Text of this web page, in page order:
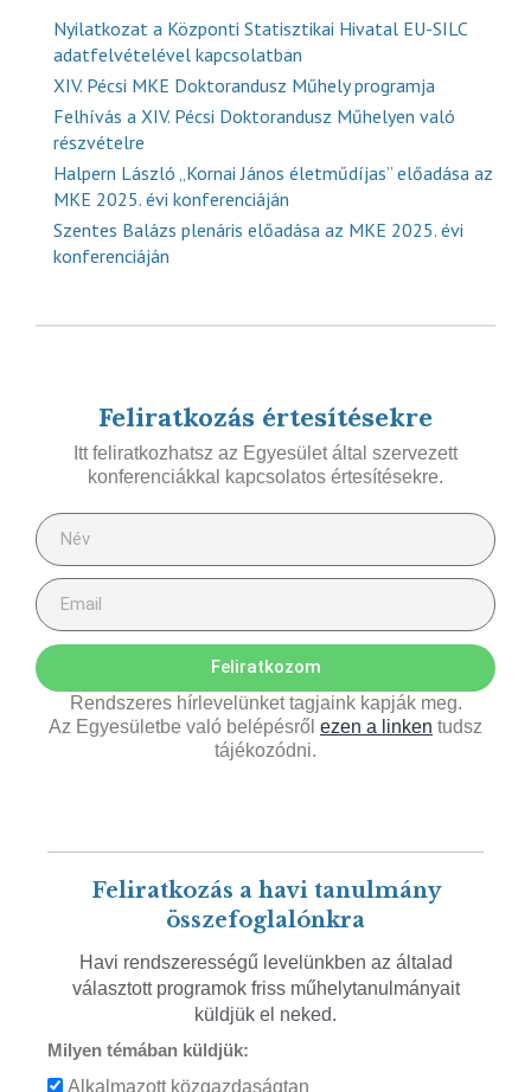
Nyilatkozat a Központi Statisztikai Hivatal EU-SILC
adatfelvételével kapcsolatban
XIV. Pécsi MKE Doktorandusz Műhely programja
Felhívás a XIV. Pécsi Doktorandusz Műhelyen való
részvételre
Halpern László „Kornai János életműdíjas” előadása az
MKE 2025. évi konferenciáján
Szentes Balázs plenáris előadása az MKE 2025. évi
konferenciáján
Feliratkozás értesítésekre
Itt feliratkozhatsz az Egyesület által szervezett
konferenciákkal kapcsolatos értesítésekre.
Feliratkozom
Rendszeres hírlevelünket tagjaink kapják meg.
Az Egyesületbe való belépésről ezen a linken tudsz
tájékozódni.
Feliratkozás a havi tanulmány
összefoglalónkra
Havi rendszerességű levelünkben az általad
választott programok friss műhelytanulmányait
küldjük el neked.
Milyen témában küldjük:
Alkalmazott közgazdaságtan